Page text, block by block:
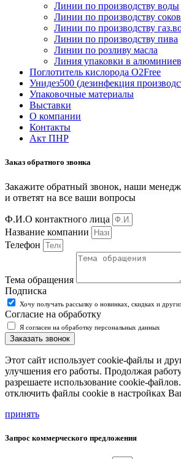
Линии по производству воды
Линии по производству соков
Линии по производству
Линии по производству пива
Линии по розливу масла
Линия упаковки в
Поглотитель кислорода O2Free
Унидез500 (дезинфекция
Упаковочные материалы
Выставки
О компании
Контакты
Акт ПНР
Заказ обратного звонка
Закажите обратный звонок, наши
и ответят на все ваши вопросы
Ф.И.О контактного лица
Название компании
Телефон
Тема обращения
Подписка
Хочу получать рассылку о новинках, скидках и
Согласие на обработку
Я согласен на обработку персональных данных
Заказать звонок
Этот сайт использует cookie-файлы и
улучшения его работы. Продолжая
разрешаете использование cookie-
отключить файлы cookie в настройках
принять
Запрос коммерческого предложения